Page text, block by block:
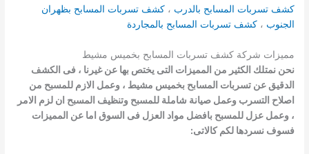
كشف تسربات المسابح بالدرب ،كشف تسربات المسابح بظهران
الجنوب ،كشف تسربات المسابح بالمجاردة
مميزات شركة كشف تسربات المسابح بخميس مشيط
نحن نمتلك الكثير من المميزات التى يختص بها عن غيرنا ، فى الكشف
الدقيق عن تسربات المسابح بخميس مشيط ، وعمل الازم للمسبح من
اصلاح التسرب وعمل صيانة شاملة للمسبح وتنظيف المسبح ان لزم الامر
، وعمل عزل للمسبح بافضل مواد العزل فى السوق اما عن المميزات
فسوف نسردها لكم كالاتى: